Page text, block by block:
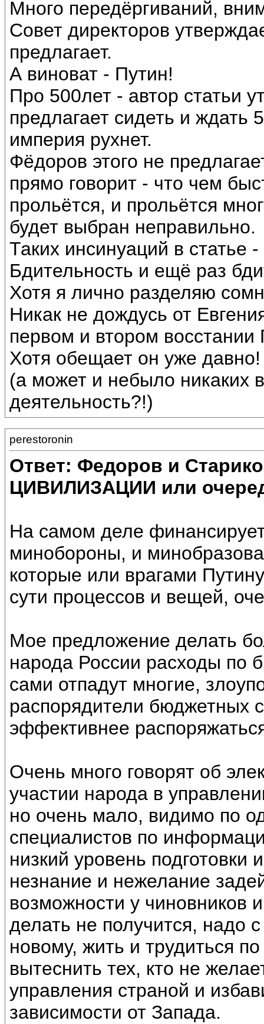
Много передёргиваний,
Совет директоров
предлагает.
А виноват - Путин!
Про 500лет - автор статьи
предлагает сидеть и ждать
империя рухнет.
Фёдоров этого не
прямо говорит - что чем
прольётся, и прольётся
будет выбран неправильно.
Таких инсинуаций в статье -
Бдительность и ещё раз
Хотя я лично разделяю
Никак не дождусь от
первом и втором восстании
Хотя обещает он уже давно!
(а может и небыло никаких
деятельность?!)
perestoronin
Ответ: Федоров и
ЦИВИЛИЗАЦИИ или
На самом деле
минобороны, и
которые или врагами
сути процессов и вещей,
Мое предложение делать
народа России расходы по
сами отпадут многие,
распорядители бюджетных
эффективнее
Очень много говорят об
участии народа в
но очень мало, видимо по
специалистов по
низкий уровень
незнание и нежелание
возможности у чиновников
делать не получится, надо
новому, жить и трудиться
вытеснить тех, кто не
управления страной и
зависимости от Запада.